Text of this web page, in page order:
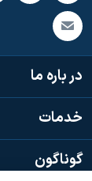
در باره ما
خدمات
گوناگون